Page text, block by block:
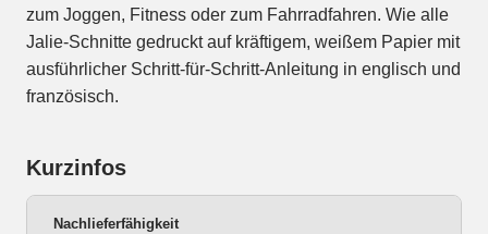
zum Joggen, Fitness oder zum Fahrradfahren. Wie alle
Jalie-Schnitte gedruckt auf kräftigem, weißem Papier mit
ausführlicher Schritt-für-Schritt-Anleitung in englisch und
französisch.
Kurzinfos
Nachlieferfähigkeit